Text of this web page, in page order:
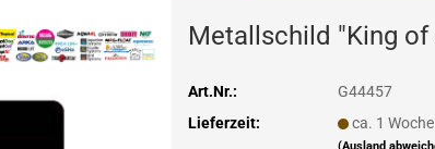
Me­tall­schild "King of
Art.Nr.:
G44457
Lieferzeit:
ca. 1 Woche
(Ausland